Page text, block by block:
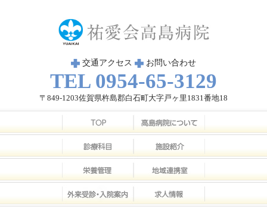
交通アクセス お問い合わせ
TEL 0954-65-3129
〒849-1203佐賀県杵島郡白石町大字戸ヶ里1831番地18